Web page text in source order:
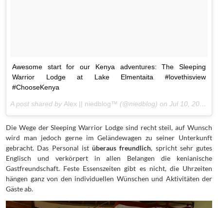
Awesome start for our Kenya adventures: The Sleeping
Warrior Lodge at Lake Elmentaita #lovethisview
#ChooseKenya
A post shared by Alex || niedblog™ (@niedblog) on Jul 10, 2015 at 9:31am PDT
Die Wege der Sleeping Warrior Lodge sind recht steil, auf Wunsch
wird man jedoch gerne im Geländewagen zu seiner Unterkunft
gebracht. Das Personal istüberaus freundlich, spricht sehr gutes
Englisch und verkörpert in allen Belangen die kenianische
Gastfreundschaft. Feste Essenszeiten gibt es nicht, die Uhrzeiten
hängen ganz von den individuellen Wünschen und Aktivitäten der
Gäste ab.